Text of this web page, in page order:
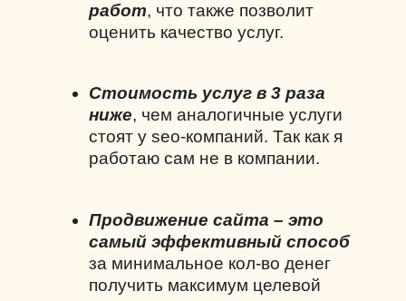
работ, что также позволит
оценить качество услуг.
Стоимость услуг в 3 раза
ниже, чем аналогичные услуги
стоят у seo-компаний. Так как я
работаю сам не в компании.
Продвижение сайта – это
самый эффективный способ
за минимальное кол-во денег
получить максимум целевой